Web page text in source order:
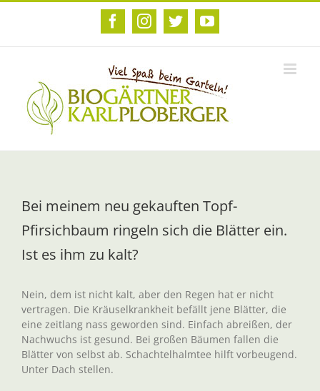
Zum
FacebookInstagram
TwitterYouTube
Bei meinem neu gekauften Topf-
Pfirsichbaum ringeln sich die Blätter ein.
Ist es ihm zu kalt?
Nein, dem ist nicht kalt, aber den Regen hat er nicht
vertragen. Die Kräuselkrankheit befällt jene Blätter, die
eine zeitlang nass geworden sind. Einfach abreißen, der
Nachwuchs ist gesund. Bei großen Bäumen fallen die
Blätter von selbst ab. Schachtelhalmtee hilft vorbeugend.
Unter Dach stellen.